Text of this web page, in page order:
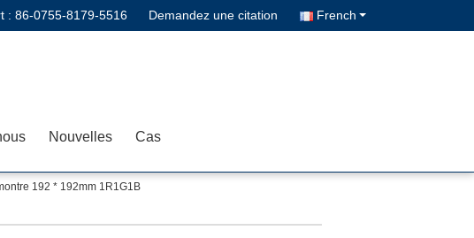
: 86-0755-8179-5516 Demandez une citation French
Nouvelles Cas
192 * 192mm 1R1G1B